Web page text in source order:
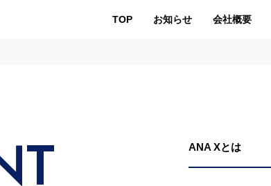
TOP お知らせ 会社概要
ANA Xとは